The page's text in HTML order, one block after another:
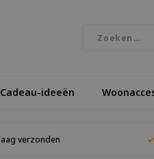
Cadeau-ideeën
verzonden